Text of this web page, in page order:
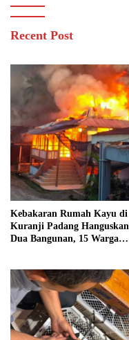
Recent Post
Kebakaran Rumah Kayu di
Kuranji Padang Hanguskan
Dua Bangunan, 15 Warga